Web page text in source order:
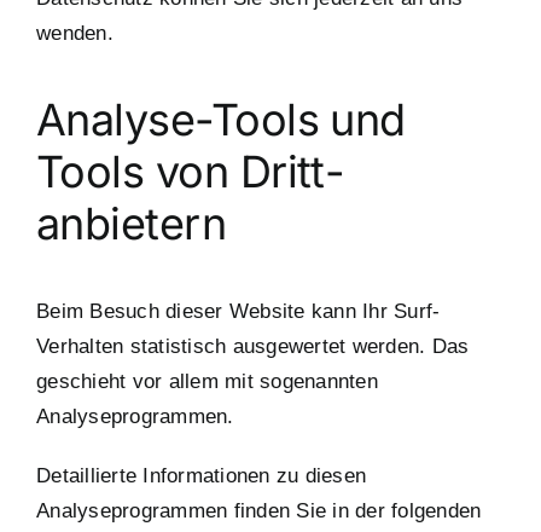
wenden.
Analyse-Tools und
Tools von Dritt­
anbietern
Beim Besuch dieser Website kann Ihr Surf-
Verhalten statistisch ausgewertet werden. Das
geschieht vor allem mit sogenannten
Analyseprogrammen.
Detaillierte Informationen zu diesen
Analyseprogrammen finden Sie in der folgenden